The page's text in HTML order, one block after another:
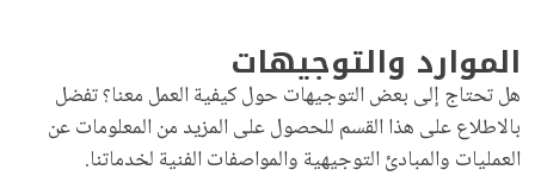
الموارد والتوجيهات
هل تحتاج إلى بعض التوجيهات حول كيفية العمل معنا؟ تفضل
بالاطلاع على هذا القسم للحصول على المزيد من المعلومات عن
العمليات والمبادئ التوجيهية والمواصفات الفنية لخدماتنا.